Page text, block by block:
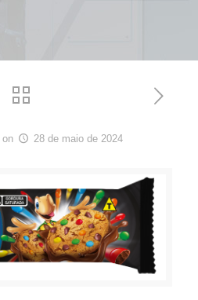
on 28 de maio de 2024